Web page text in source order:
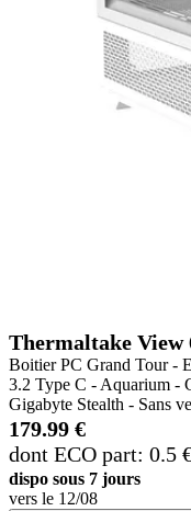
Thermaltake View
Boitier PC Grand Tour
3.2 Type C - Aquarium -
Gigabyte Stealth - Sans
179.99 €
dont ECO part: 0.5
dispo sous 7 jours
vers le 12/08